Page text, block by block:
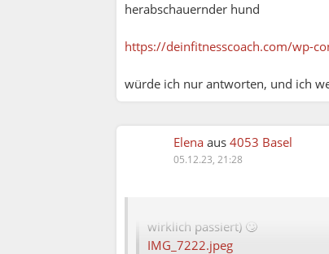
herabschauernder hund
https://deinfitnesscoach.com/wp-
würde ich nur antworten, und ich
Elena aus 4053 Basel
05.12.23, 21:28
Vanessa:
Solange Mann keine
wirklich passiert) 🙄
IMG_7222.jpeg